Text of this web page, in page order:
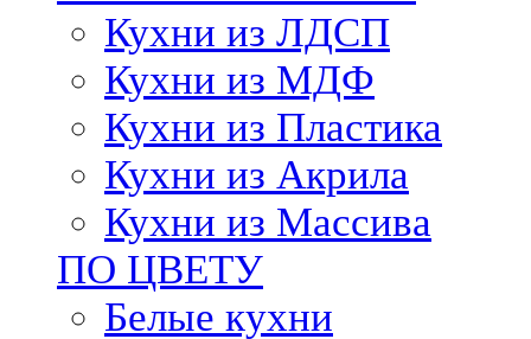
Кухни из ЛДСП
Кухни из МДФ
Кухни из Пластика
Кухни из Акрила
Кухни из Массива
ПО ЦВЕТУ
Белые кухни